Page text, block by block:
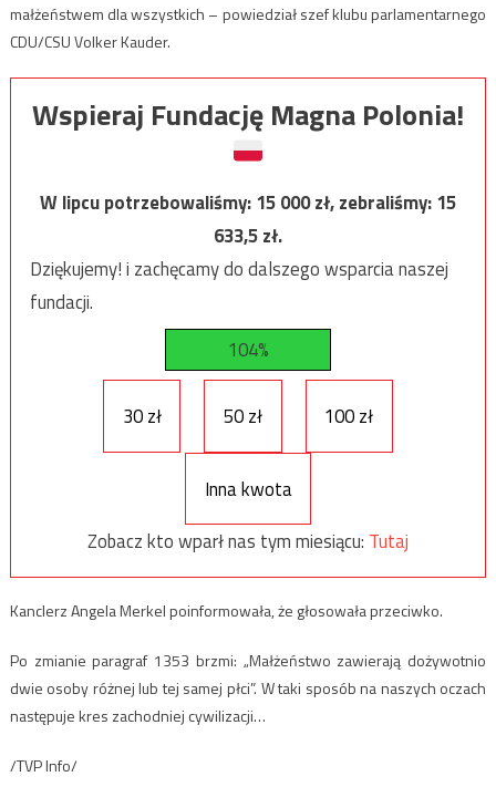
małżeństwem dla wszystkich – powiedział szef klubu parlamentarnego
CDU/CSU Volker Kauder.
Wspieraj Fundację Magna Polonia!
W lipcu potrzebowaliśmy:15 000zł, zebraliśmy:15
633,5zł.
Dziękujemy! i zachęcamy do dalszego wsparcia naszej
fundacji.
104%
30 zł 50 zł 100 zł
Inna kwota
Zobacz kto wparł nas tym miesiącu: Tutaj
Kanclerz Angela Merkel poinformowała, że głosowała przeciwko.
Po zmianie paragraf 1353 brzmi: „Małżeństwo zawierają dożywotnio
dwie osoby różnej lub tej samej płci”. W taki sposób na naszych oczach
następuje kres zachodniej cywilizacji…
/TVP Info/